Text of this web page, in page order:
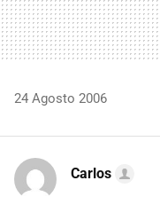
24 Agosto 2006
Carlos